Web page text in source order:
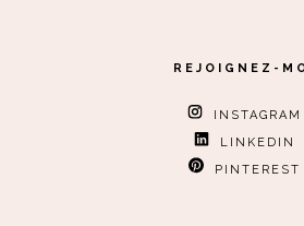
REJOIGNEZ-
INSTAGRAM
LINKEDIN
PINTEREST